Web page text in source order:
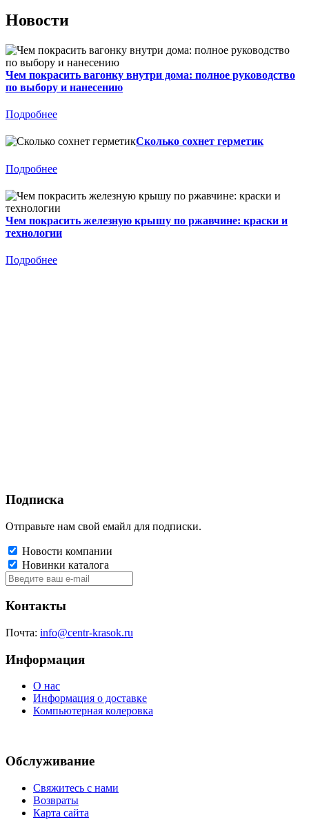
Новости
Чем покрасить вагонку внутри дома: полное руководство
по выбору и нанесению
Подробнее
Сколько сохнет герметик
Подробнее
Чем покрасить железную крышу по ржавчине: краски и
технологии
Подробнее
Подписка
Отправьте нам свой емайл для подписки.
Новости компании
Новинки каталога
Контакты
Почта: info@centr-krasok.ru
Информация
О нас
Информация о доставке
Компьютерная колеровка
Обслуживание
Свяжитесь с нами
Возвраты
Карта сайта